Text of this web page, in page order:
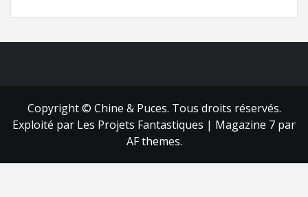
Copyright © Chine & Puces. Tous droits réservés.
Exploité par Les Projets Fantastiques | Magazine 7 par
AF themes.